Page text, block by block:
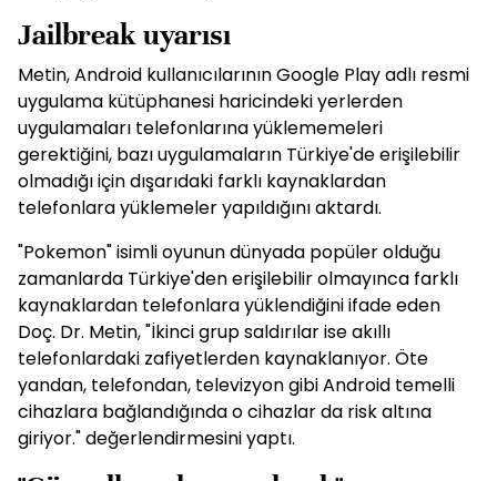
Jailbreak uyarısı
Metin, Android kullanıcılarının Google Play adlı resmi
uygulama kütüphanesi haricindeki yerlerden
uygulamaları telefonlarına yüklememeleri
gerektiğini, bazı uygulamaların Türkiye'de erişilebilir
olmadığı için dışarıdaki farklı kaynaklardan
telefonlara yüklemeler yapıldığını aktardı.
"Pokemon" isimli oyunun dünyada popüler olduğu
zamanlarda Türkiye'den erişilebilir olmayınca farklı
kaynaklardan telefonlara yüklendiğini ifade eden
Doç. Dr. Metin, "İkinci grup saldırılar ise akıllı
telefonlardaki zafiyetlerden kaynaklanıyor. Öte
yandan, telefondan, televizyon gibi Android temelli
cihazlara bağlandığında o cihazlar da risk altına
giriyor." değerlendirmesini yaptı.